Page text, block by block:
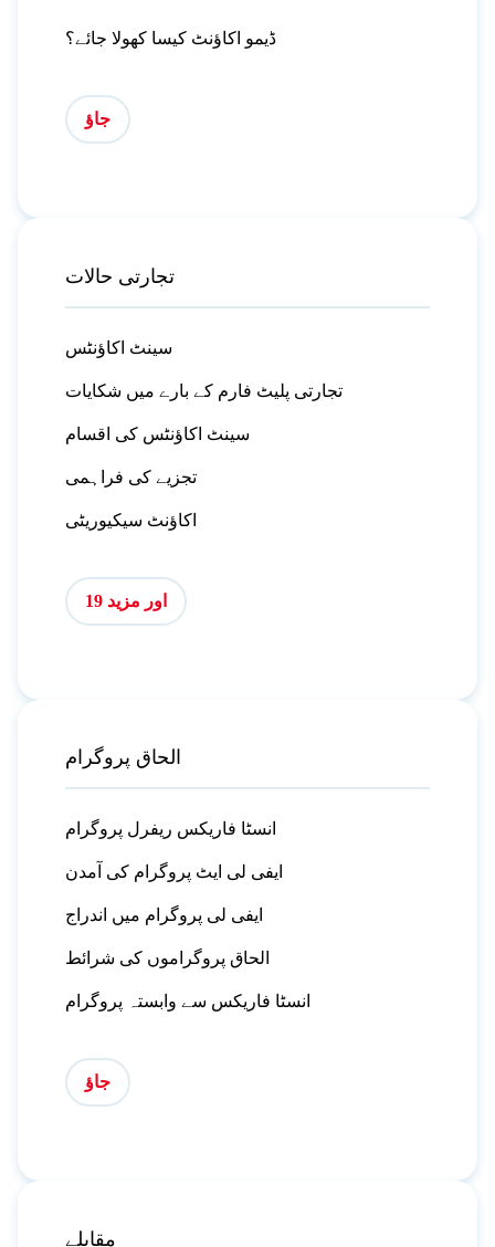
ڈیمو اکاؤنٹ کیسا کھولا جائے؟
جاؤ
تجارتی حالات
سینٹ اکاؤنٹس
تجارتی پلیٹ فارم کے بارے میں شکایات
سینٹ اکاؤنٹس کی اقسام
تجزیے کی فراہمی
اکاؤنٹ سیکیوریٹی
اور مزید 19
الحاق پروگرام
انسٹا فاریکس ریفرل پروگرام
ایفی لی ایٹ پروگرام کی آمدن
ایفی لی پروگرام میں اندراج
الحاق پروگراموں کی شرائط
انسٹا فاریکس سے وابستہ پروگرام
جاؤ
مقابلے